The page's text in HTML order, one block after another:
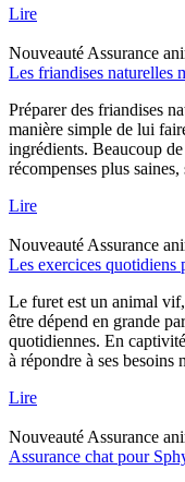
Lire
Nouveauté Assurance
Les friandises naturelles
Préparer des friandises
manière simple de lui
ingrédients. Beaucoup
récompenses plus
Lire
Nouveauté Assurance
Les exercices quotidiens
Le furet est un animal
être dépend en grande
quotidiennes. En
à répondre à ses besoins
Lire
Nouveauté Assurance
Assurance chat pour